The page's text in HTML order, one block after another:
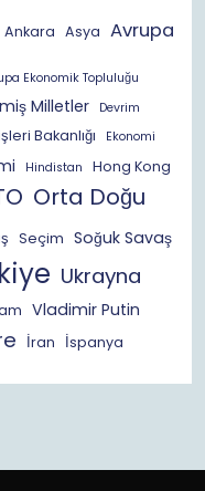
Ankara Asya Avrupa
Ekonomik Topluluğu
Milletler Devrim
Bakanlığı
Ekonomi
Hindistan
Hong Kong
Orta Doğu
Seçim Soğuk Savaş
Ukrayna
Vladimir Putin
İran İspanya